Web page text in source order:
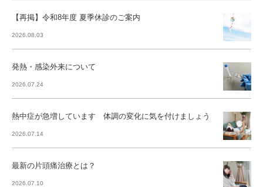
【再掲】令和8年度 夏季休診のご案内
2026.08.03
発熱・感染外来について
2026.07.24
熱中症が急増しています 体調の変化に気を付けましょう
2026.07.14
最新の片頭痛治療とは？
2026.07.10